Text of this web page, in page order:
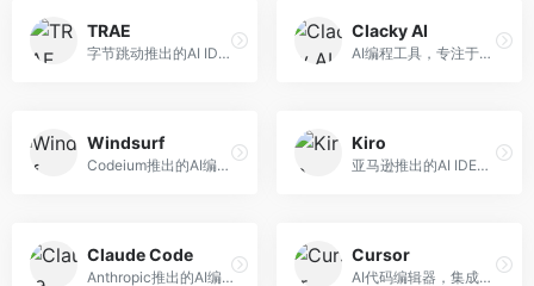
TRAE
字节跳动推出的AI IDE编程工具，深度集成大模型能力。面向开发者，提供智能代码补全、代码解释、重构优化等服务，编程效率显著提升。
Clacky AI
AI编程工具，专注于代码智能生成与优化。面向开发者，提供代码生成、代码重构、错误修复等服务，编程效率高。
Windsurf
Codeium推出的AI编程工具，专注于代码智能辅助。面向开发者，提供代码补全、代码生成、代码解释等服务，多语言支持完善。
Kiro
亚马逊推出的AI IDE，深度整合AWS云服务。面向AWS开发者，提供代码生成、云服务集成、部署自动化等服务，与AWS生态无缝衔接。
Claude Code
Anthropic推出的AI编程工具，基于Claude模型。面向开发者，提供代码生成、代码审查、调试辅助等服务，代码质量高，推理能力强。
Cursor
AI代码编辑器，集成GPT-4模型，专注于智能编程辅助。面向开发者，提供代码生成、代码解释、错误修复等服务，编程体验流畅，开发效率高。